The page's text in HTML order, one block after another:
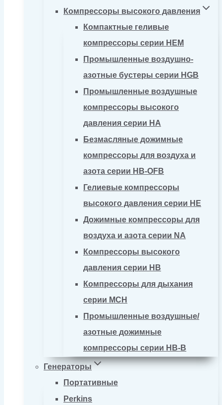
Компрессоры высокого давления
Компактные геливые
компрессоры серии HEM
Промышленные воздушно-
азотные бустеры серии HGB
Промышленные воздушные
компрессоры высокого
давления серии HA
Безмасляные дожимные
компрессоры для воздуха и
азота серии HB-OFB
Гелиевые компрессоры
высокого давления серии HE
Дожимные компрессоры для
воздуха и азота серии NA
Компрессоры высокого
давления серии HB
Компрессоры для дыхания
серии MCH
Промышленные воздушные/
азотные дожимные
компрессоры серии HB-B
Генераторы
Портативные
Perkins